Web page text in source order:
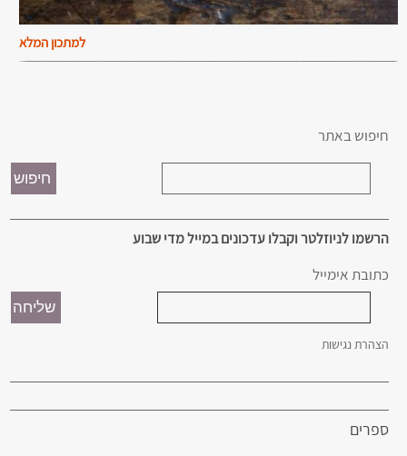
למתכון המלא
חיפוש באתר
הרשמו לניוזלטר וקבלו עדכונים במייל מדי שבוע
כתובת אימייל
הצהרת נגישות
ספרים